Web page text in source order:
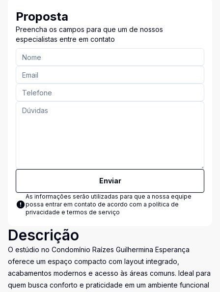
Proposta
Preencha os campos para que um de nossos
especialistas entre em contato
Enviar
As informações serão utilizadas para que a nossa equipe
possa entrar em contato de acordo com a política de
privacidade e termos de serviço
Descrição
O estúdio no Condomínio Raízes Guilhermina Esperança
oferece um espaço compacto com layout integrado,
acabamentos modernos e acesso às áreas comuns. Ideal para
quem busca conforto e praticidade em um ambiente funcional